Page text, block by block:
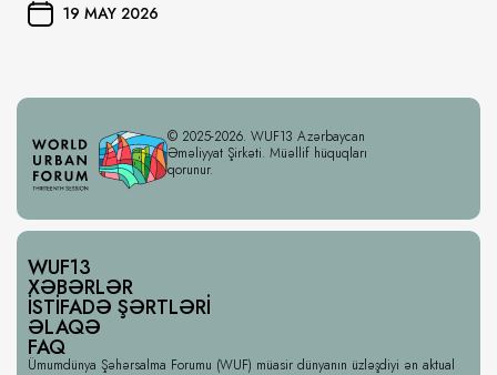
19 MAY 2026
© 2025-2026. WUF13 Azərbaycan
Əməliyyat Şirkəti. Müəllif hüquqları
qorunur.
WUF13
XƏBƏRLƏR
İSTIFADƏ ŞƏRTLƏRI
ƏLAQƏ
FAQ
Ümumdünya Şəhərsalma Forumu (WUF) müasir dünyanın üzləşdiyi ən aktual